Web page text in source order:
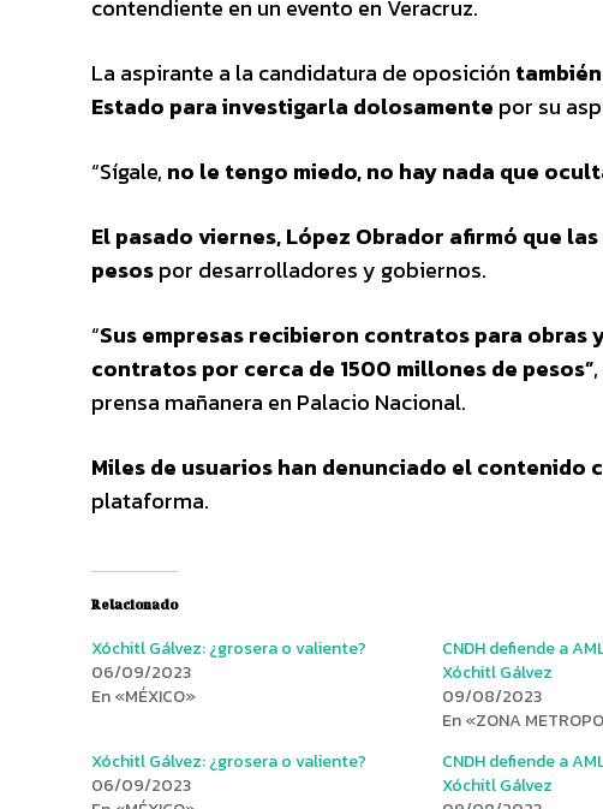
contendiente en un evento en Veracruz.
La aspirante a la candidatura de oposición
Estado para investigarla dolosamente por su
“Sígale, no le tengo miedo, no hay nada que
El pasado viernes, López Obrador afirmó que
pesospor desarrolladores y gobiernos.
“Sus empresas recibieron contratos para
contratos por cerca de 1500 millones de pesos”
prensa mañanera en Palacio Nacional.
Miles de usuarios han denunciado el contenido
plataforma.
Relacionado
Xóchitl Gálvez: ¿grosera o valiente?
06/09/2023
En «MÉXICO»
CNDH defiende a
Xóchitl Gálvez
09/08/2023
En «ZONA
Xóchitl Gálvez: ¿grosera o valiente?
06/09/2023
CNDH defiende a
Xóchitl Gálvez